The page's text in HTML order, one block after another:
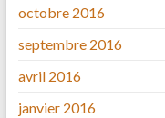
octobre 2016
septembre 2016
avril 2016
janvier 2016